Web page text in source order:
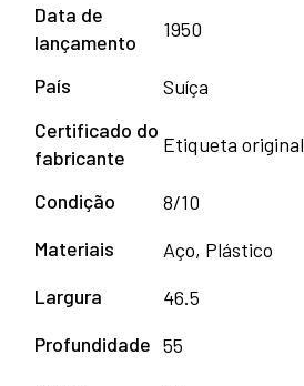
Data de
lançamento
1950
País
Suíça
Certificado do
fabricante
Etiqueta original
Condição
8/10
Materiais
Aço, Plástico
Largura
46.5
Profundidade 55